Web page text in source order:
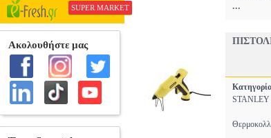
SUPER MARKET ...
STANLEY